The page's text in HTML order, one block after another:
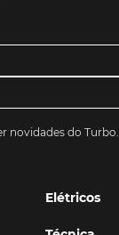
novidades do Turbo.
Elétricos